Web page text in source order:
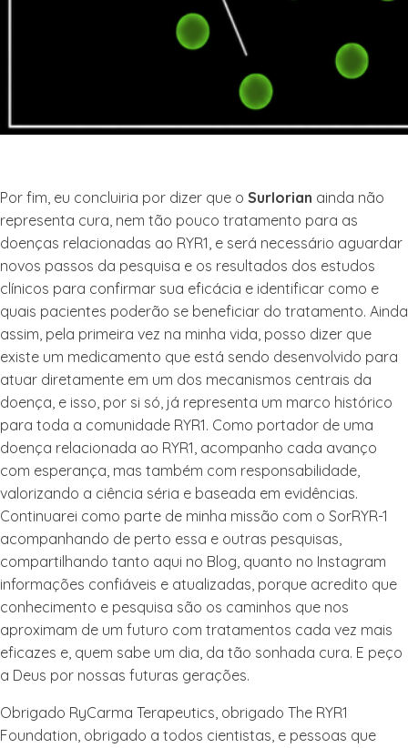
Por fim, eu concluiria por dizer que o Surlorian ainda não
representa cura, nem tão pouco tratamento para as
doenças relacionadas ao RYR1, e será necessário aguardar
novos passos da pesquisa e os resultados dos estudos
clínicos para confirmar sua eficácia e identificar como e
quais pacientes poderão se beneficiar do tratamento. Ainda
assim, pela primeira vez na minha vida, posso dizer que
existe um medicamento que está sendo desenvolvido para
atuar diretamente em um dos mecanismos centrais da
doença, e isso, por si só, já representa um marco histórico
para toda a comunidade RYR1. Como portador de uma
doença relacionada ao RYR1, acompanho cada avanço
com esperança, mas também com responsabilidade,
valorizando a ciência séria e baseada em evidências.
Continuarei como parte de minha missão com o SorRYR-1
acompanhando de perto essa e outras pesquisas,
compartilhando tanto aqui no Blog, quanto no Instagram
informações confiáveis e atualizadas, porque acredito que
conhecimento e pesquisa são os caminhos que nos
aproximam de um futuro com tratamentos cada vez mais
eficazes e, quem sabe um dia, da tão sonhada cura. E peço
a Deus por nossas futuras gerações.
Obrigado RyCarma Terapeutics, obrigado The RYR1
Foundation, obrigado a todos cientistas, e pessoas que